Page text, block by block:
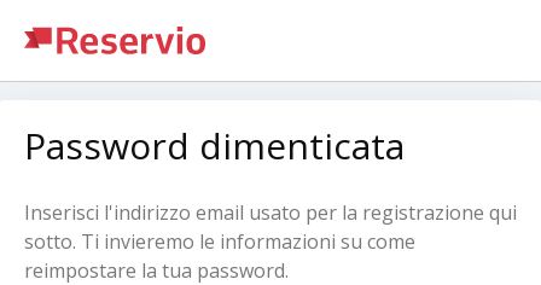
Password dimenticata
Inserisci l'indirizzo email usato per la registrazione qui
sotto. Ti invieremo le informazioni su come
reimpostare la tua password.